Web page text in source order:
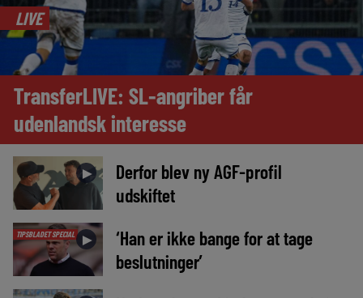
LIVE
TransferLIVE: SL-angriber får
udenlandsk interesse
►
Derfor blev ny AGF-profil
udskiftet
TIPSBLADET SPECIAL ►
‘Han er ikke bange for at tage
beslutninger’